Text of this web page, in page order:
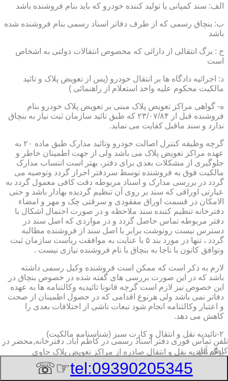
الف: سند کمپانی یا تولید کننده خودرو که باید بنام فروشنده باشد
ب: بنچاق رسمی که از طرف دفاتر اسناد رسمی بنام فروشنده شده
باشد
ج : برگ انتقالی از دارائی که مخصوص انتقالات دولتی به اشخاص
است
د: اجرائیه دادگاه ها بر انتقال خودرو (پس از تعویض پلاک و تائید
مالکیت محکوم علیه واخذ استعلام از راهنمائی )
ه- گواهی مراکز تعویض پلاک مبنی بر تعویض پلاک خودرو بنام
فروشنده قبل از ۲۳/۰۷/۸۴ که طبق تائید سازمان ثبت نیاز به بنچاق
ندارد و سند ماقبل کفایت می نماید.
گرچه وظیفه کنترل اصالت خودرو وتائید مدارک طبق ماده ۲۰ به
عهده مراکز تعویض پلاک می باشد ولی از جهت اطمینان خاطر و
جلوگیری از مشکلات بعدی برای دفتر، بهتر است انتساب مدارک
مالکیت فوق به فروشنده توسط سردفتر احراز گردد وتوصیه می
گردد در بررسی مدارک و اسناد مربوطه دقت کافی معمول گردد به
عبارتی اوراقی که سند بر روی آن تنظیم گردیده بهادار باشد و حتی
الامکان در قسمت اوراق مفقودی و سرقتی چک و مهر و امضاء
دفترخانه تنظیم کننده سند ملاحظه و در صورت احتمال اشکال با
دفتر مربوطه تماس حاصل گردد و در مواردی که اصل سند در
دسترس نیست رونوشت برابر با اصل سند از فروشنده مطالبه
گردد ، تنها در مورد بند ۵ با عنایت به موافقت ریاست سازمان ثبت
وتوافق کانون با ناجا به بنچاق با نام فروشنده نیازی نیست .
لازم به ذکر است که ممکن است فروشنده وکیل رسمی داشته
باشد که در این صورت بررسی های گفته شده در خصوص بنچاق در
این خصوص نیز لازم است گرچه قانونا تائیدیه وکالتنامه ها به عهده
دفاتر نمی باشد ولی هرنوع اقدامی که در حصول اطمینان از صحت
و اعتبار وکالتنامه انجام شود تبعات ناشی از اختلافات بعدی را
کاهش می دهد.
۲-تائیدیه نقل و انتقال و کارت سبز (شناسنامه مالکیت)
برگ تائیدیه نقل و انتقال صادره از مراکز تعویض پلاک حاوی
مشخصات کامل خودرو اعم از نوع ، سیستم ، مدل ، رنگ ، شماره
تلفن تماس فوری دفتر اسناد رسمی در کاظم آباد, دفترخانه,محضر در
کاظم آباد
tel:09390205345
☞☏